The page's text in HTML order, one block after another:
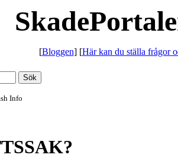
[Bloggen] [Här kan du ställa frågor
Info